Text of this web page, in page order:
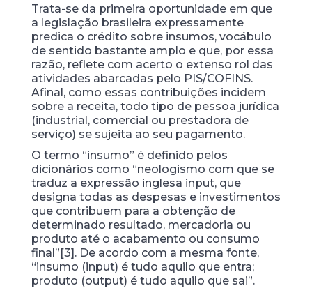
Trata-se da primeira oportunidade em que
a legislação brasileira expressamente
predica o crédito sobre insumos, vocábulo
de sentido bastante amplo e que, por essa
razão, reflete com acerto o extenso rol das
atividades abarcadas pelo PIS/COFINS.
Afinal, como essas contribuições incidem
sobre a receita, todo tipo de pessoa jurídica
(industrial, comercial ou prestadora de
serviço) se sujeita ao seu pagamento.
O termo “insumo” é definido pelos
dicionários como “neologismo com que se
traduz a expressão inglesa input, que
designa todas as despesas e investimentos
que contribuem para a obtenção de
determinado resultado, mercadoria ou
produto até o acabamento ou consumo
final”[3]. De acordo com a mesma fonte,
“insumo (input) é tudo aquilo que entra;
produto (output) é tudo aquilo que sai”.